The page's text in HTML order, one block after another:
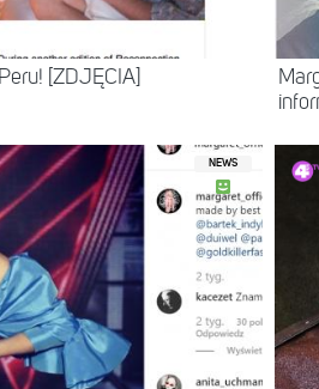
[ZDJĘCIA]
NEWS